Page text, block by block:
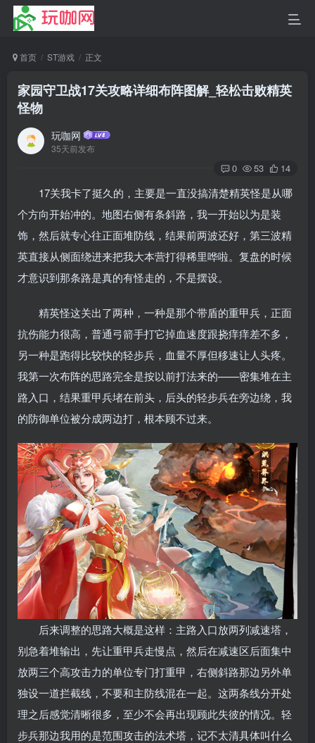
首页 ST游戏 正文
家园守卫战17关攻略详细布阵图解_轻松击败精英
怪物
玩咖网
35天前发布
0 53 14
17关我卡了挺久的，主要是一直没搞清楚精英怪是从哪
个方向开始冲的。地图右侧有条斜路，我一开始以为是装
饰，然后就专心往正面堆防线，结果前两波还好，第三波精
英直接从侧面绕进来把我大本营打得稀里哗啦。复盘的时候
才意识到那条路是真的有怪走的，不是摆设。
精英怪这关出了两种，一种是那个带盾的重甲兵，正面
抗伤能力很高，普通弓箭手打它掉血速度跟挠痒痒差不多，
另一种是跑得比较快的轻步兵，血量不厚但移速让人头疼。
我第一次布阵的思路完全是按以前打法来的——密集堆在主
路入口，结果重甲兵堵在前头，后头的轻步兵在旁边绕，我
的防御单位被分成两边打，根本顾不过来。
后来调整的思路大概是这样：主路入口放两列减速塔，
别急着堆输出，先让重甲兵走慢点，然后在减速区后面集中
放两三个高攻击力的单位专门打重甲，右侧斜路那边另外单
独设一道拦截线，不要和主防线混在一起。这两条线分开处
理之后感觉清晰很多，至少不会再出现顾此失彼的情况。轻
步兵那边我用的是范围攻击的法术塔，记不太清具体叫什么